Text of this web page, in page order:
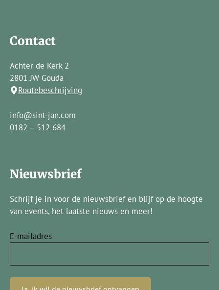
Contact
Achter de Kerk 2
2801 JW Gouda
Routebeschrijving
info@sint-jan.com
0182 – 512 684
Nieuwsbrief
Schrijf je in voor de nieuwsbrief en blijf op de hoogte
van events, het laatste nieuws en meer!
E-mailadres